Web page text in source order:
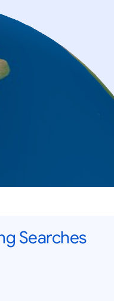
Searches